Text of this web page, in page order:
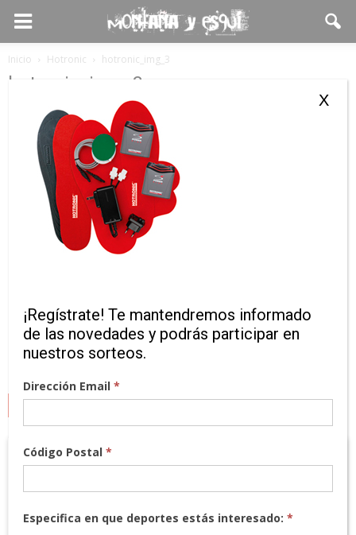
Inicio Hotronic hotronic_img_3
hotronic_img_3
¡Regístrate! Te mantendremos informado
de las novedades y podrás participar en
nuestros sorteos.
Dirección Email*
Código Postal*
Especifica en que deportes estás interesado:*
X